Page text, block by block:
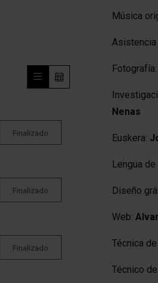
Música
Fotografía:
Nenas
Euskera:
Lengua
Diseño
Web:
Técnica
Técnico
Finalizado
Finalizado
Finalizado